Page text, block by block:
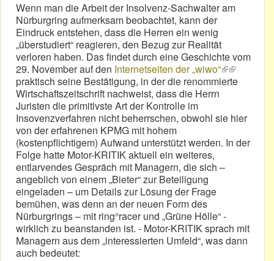
Wenn man die Arbeit der Insolvenz-Sachwalter am
Nürburgring aufmerksam beobachtet, kann der
Eindruck entstehen, dass die Herren ein wenig
„überstudiert“ reagieren, den Bezug zur Realität
verloren haben. Das findet durch eine Geschichte vom
29. November auf den Internetseiten der „wiwo“(link is
external)
(link is
external)
praktisch seine Bestätigung, in der die renommierte
Wirtschaftszeitschrift nachweist, dass die Herrn
Juristen die primitivste Art der Kontrolle im
Insovenzverfahren nicht beherrschen, obwohl sie hier
von der erfahrenen KPMG mit hohem
(kostenpflichtigem) Aufwand unterstützt werden. In der
Folge hatte Motor-KRITIK aktuell ein weiteres,
entlarvendes Gespräch mit Managern, die sich –
angeblich von einem „Bieter“ zur Beteiligung
eingeladen – um Details zur Lösung der Frage
bemühen, was denn an der neuen Form des
Nürburgrings – mit ring°racer und „Grüne Hölle“ -
wirklich zu beanstanden ist. - Motor-KRITIK sprach mit
Managern aus dem „interessierten Umfeld“, was dann
auch bedeutet: